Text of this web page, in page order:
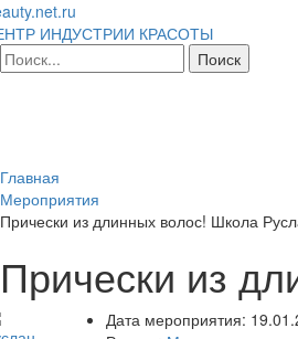
ИНДУСТРИИ КРАСОТЫ
Главная
Мероприятия
Прически из длинных волос! Школа
Прически из
Дата мероприятия: